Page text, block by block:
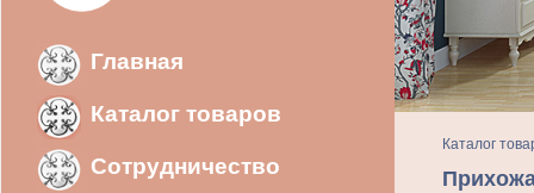
Главная
Каталог товаров
Сотрудничество
Каталог